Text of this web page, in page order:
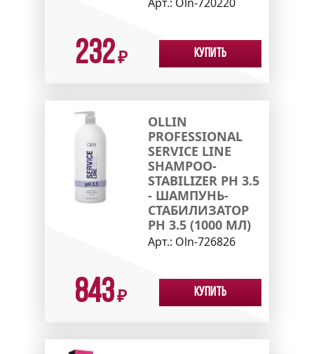
232₽ Купить
OLLIN
PROFESSIONAL
SERVICE LINE
SHAMPOO-
STABILIZER PH 3.5
- ШАМПУНЬ-
СТАБИЛИЗАТОР
РН 3.5 (1000 МЛ)
Арт.: Oln-726826
843₽ Купить